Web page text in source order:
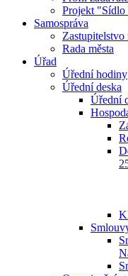
Projekt "Sídlo
Samospráva
Zastupitelstvo
Rada města
Úřad
Úřední hodiny
Úřední deska
Úřední